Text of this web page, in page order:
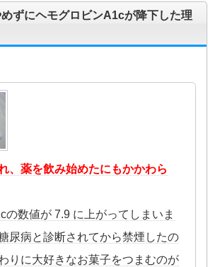
ずにヘモグロビンA1cが降下した理
、薬を飲み始めたにもかかわら
の数値が 7.9 に上がってしまいま
尿病と診断されてから禁煙したの
りに大好きなお菓子をつまむのが